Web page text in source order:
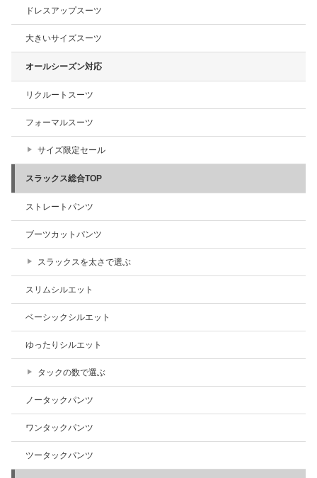
ドレスアップスーツ
大きいサイズスーツ
オールシーズン対応
リクルートスーツ
フォーマルスーツ
サイズ限定セール
スラックス総合TOP
ストレートパンツ
ブーツカットパンツ
スラックスを太さで選ぶ
スリムシルエット
ベーシックシルエット
ゆったりシルエット
タックの数で選ぶ
ノータックパンツ
ワンタックパンツ
ツータックパンツ